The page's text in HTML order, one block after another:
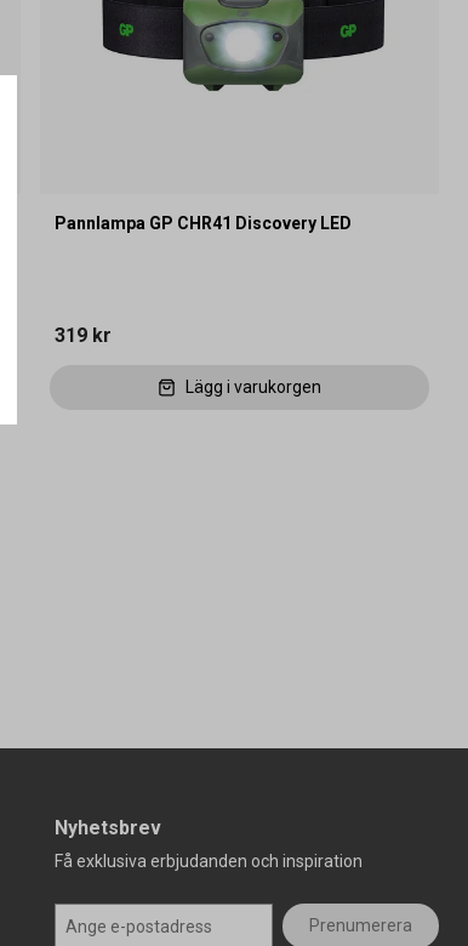
Pannlampa GP CHR41 Discovery LED
319 kr
Lägg i varukorgen
Nyhetsbrev
Få exklusiva erbjudanden och inspiration
Prenumerera